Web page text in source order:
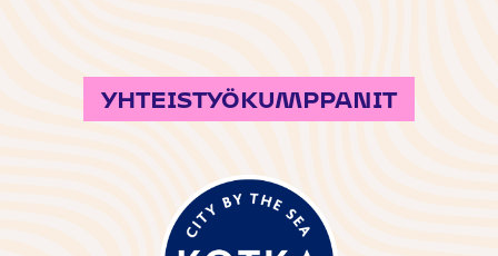
YHTEISTYÖKUMPPANIT